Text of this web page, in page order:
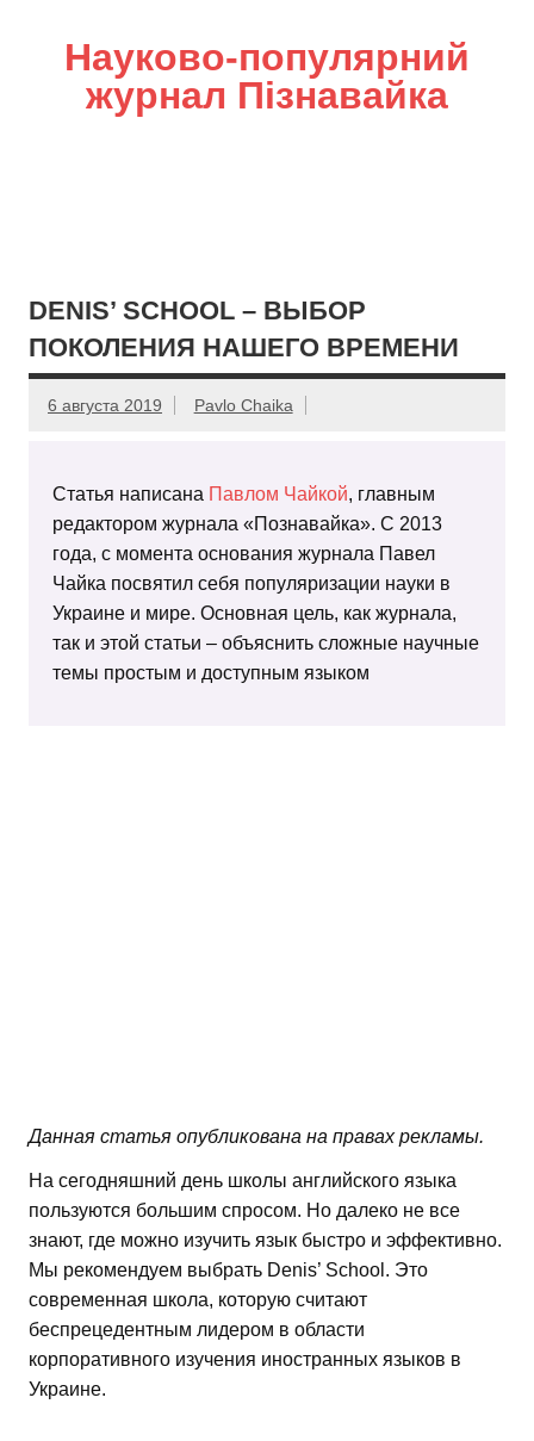
Науково-популярний
журнал Пізнавайка
DENIS’ SCHOOL – ВЫБОР
ПОКОЛЕНИЯ НАШЕГО ВРЕМЕНИ
6 августа 2019 Pavlo Chaika
Статья написана Павлом Чайкой, главным
редактором журнала «Познавайка». С 2013
года, с момента основания журнала Павел
Чайка посвятил себя популяризации науки в
Украине и мире. Основная цель, как журнала,
так и этой статьи – объяснить сложные научные
темы простым и доступным языком
Данная статья опубликована на правах рекламы.
На сегодняшний день школы английского языка
пользуются большим спросом. Но далеко не все
знают, где можно изучить язык быстро и эффективно.
Мы рекомендуем выбрать Denis’ School. Это
современная школа, которую считают
беспрецедентным лидером в области
корпоративного изучения иностранных языков в
Украине.